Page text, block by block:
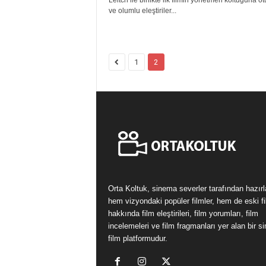
ve olumlu eleştiriler...
1 2
Orta Koltuk, sinema severler tarafından
hem vizyondaki popüler filmler, hem de eski
hakkında film eleştirileri, film yorumları, film
incelemeleri ve film fragmanları yer alan bir
film platformudur.